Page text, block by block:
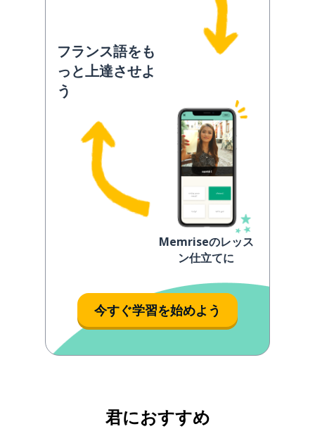
フランス語をも
っと上達させよ
う
Memriseのレッス
ン仕立てに
今すぐ学習を始めよう
君におすすめ